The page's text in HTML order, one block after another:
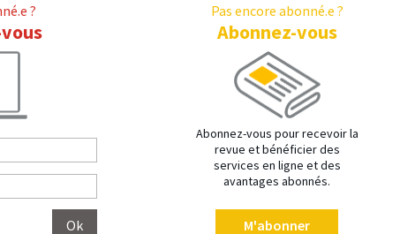
? Pas encore abonné.e ?
Abonnez-vous
Abonnez-vous pour recevoir la
revue et bénéficier des
services en ligne et des
avantages abonnés.
M'abonner